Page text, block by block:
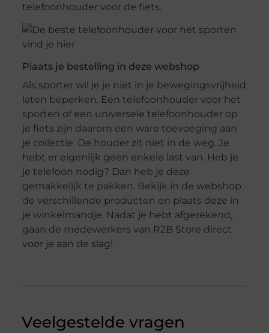
telefoonhouder voor de fiets.
Plaats je bestelling in deze webshop
Als sporter wil je je niet in je bewegingsvrijheid
laten beperken. Een telefoonhouder voor het
sporten of een universele telefoonhouder op
je fiets zijn daarom een ware toevoeging aan
je collectie. De houder zit niet in de weg. Je
hebt er eigenlijk geen enkele last van. Heb je
je telefoon nodig? Dan heb je deze
gemakkelijk te pakken. Bekijk in de webshop
de verschillende producten en plaats deze in
je winkelmandje. Nadat je hebt afgerekend,
gaan de medewerkers van R2B Store direct
voor je aan de slag!
Veelgestelde vragen